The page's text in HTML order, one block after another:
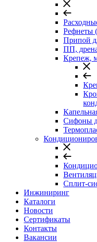
Рефнеты
Припой
ПП,
Крепеж,
Сифоны
Сплит-
Инжиниринг
Каталоги
Новости
Сертификаты
Контакты
Вакансии